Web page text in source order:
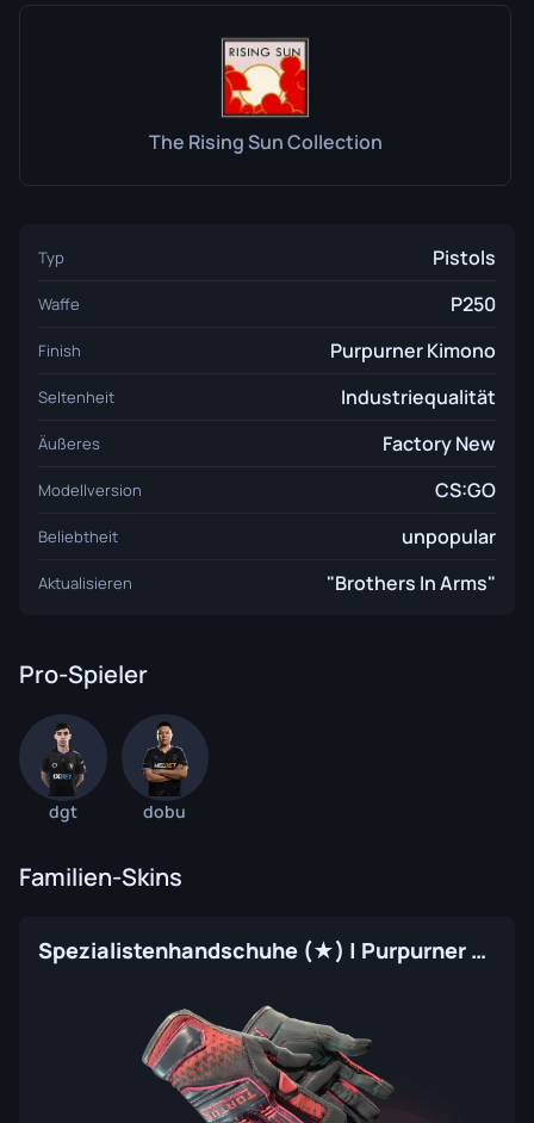
The Rising Sun Collection
Typ Pistols
Waffe P250
Finish Purpurner Kimono
Seltenheit Industriequalität
Äußeres Factory New
Modellversion CS:GO
Beliebtheit unpopular
Aktualisieren "Brothers In Arms"
Pro-Spieler
dgt dobu
Familien-Skins
Spezialistenhandschuhe (★) | Purpurner Kimono (Fabrikneu)